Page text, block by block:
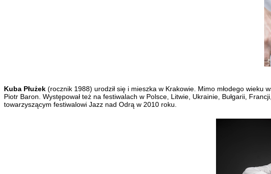
Kuba Płużek (rocznik 1988) urodził się i mieszka w Krakowie. Mimo młodego wieku
Piotr Baron. Występował też na festiwalach w Polsce, Litwie, Ukrainie, Bułgarii,
towarzyszącym festiwalowi Jazz nad Odrą w 2010 roku.